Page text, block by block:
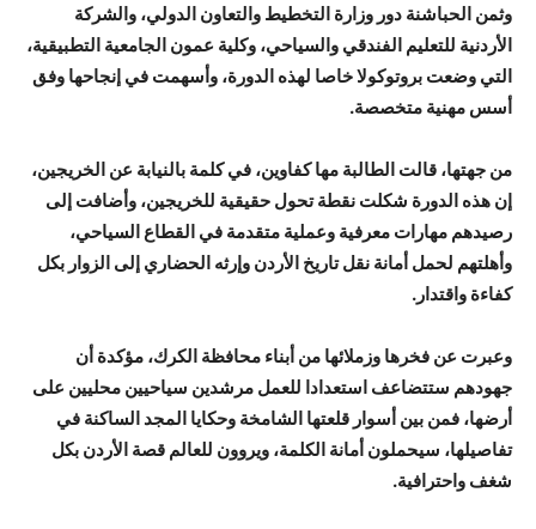
وثمن الحباشنة دور وزارة التخطيط والتعاون الدولي، والشركة
الأردنية للتعليم الفندقي والسياحي، وكلية عمون الجامعية التطبيقية،
التي وضعت بروتوكولا خاصا لهذه الدورة، وأسهمت في إنجاحها وفق
أسس مهنية متخصصة.
من جهتها، قالت الطالبة مها كفاوين، في كلمة بالنيابة عن الخريجين،
إن هذه الدورة شكلت نقطة تحول حقيقية للخريجين، وأضافت إلى
رصيدهم مهارات معرفية وعملية متقدمة في القطاع السياحي،
وأهلتهم لحمل أمانة نقل تاريخ الأردن وإرثه الحضاري إلى الزوار بكل
كفاءة واقتدار.
وعبرت عن فخرها وزملائها من أبناء محافظة الكرك، مؤكدة أن
جهودهم ستتضاعف استعدادا للعمل مرشدين سياحيين محليين على
أرضها، فمن بين أسوار قلعتها الشامخة وحكايا المجد الساكنة في
تفاصيلها، سيحملون أمانة الكلمة، ويروون للعالم قصة الأردن بكل
شغف واحترافية.